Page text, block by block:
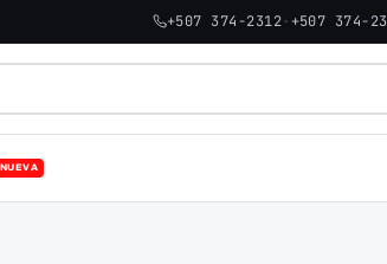
+507 374-2312· +507 374-
NUEVA